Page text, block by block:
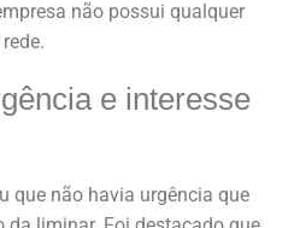
não possui qualquer
e interesse
que não havia urgência que